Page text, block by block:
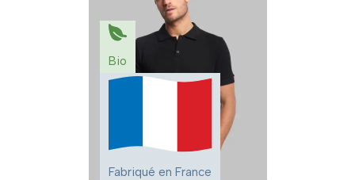
Bio
Fabriqué en France